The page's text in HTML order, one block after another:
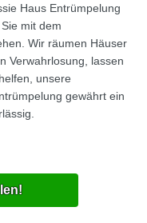
Haus Entrümpelung
mit dem
Wir räumen Häuser
Verwahrlosung, lassen
unsere
gewährt ein